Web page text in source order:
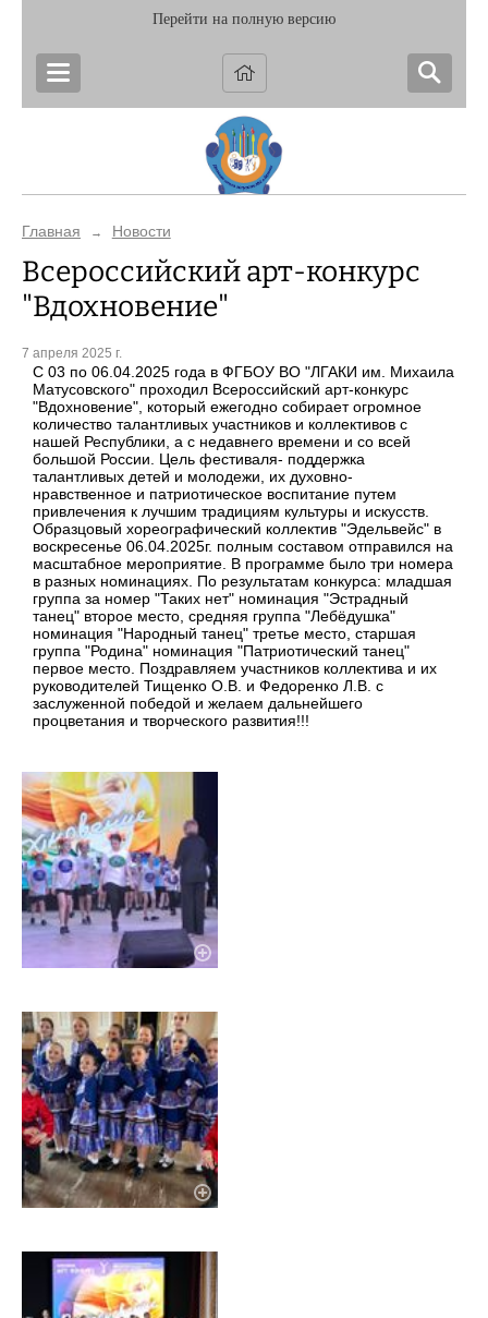
Перейти на полную версию
Главная → Новости
Всероссийский арт-конкурс
"Вдохновение"
7 апреля 2025 г.
С 03 по 06.04.2025 года в ФГБОУ ВО "ЛГАКИ им. Михаила
Матусовского" проходил Всероссийский арт-конкурс
"Вдохновение", который ежегодно собирает огромное
количество талантливых участников и коллективов с
нашей Республики, а с недавнего времени и со всей
большой России. Цель фестиваля- поддержка
талантливых детей и молодежи, их духовно-
нравственное и патриотическое воспитание путем
привлечения к лучшим традициям культуры и искусств.
Образцовый хореографический коллектив "Эдельвейс" в
воскресенье 06.04.2025г. полным составом отправился на
масштабное мероприятие. В программе было три номера
в разных номинациях. По результатам конкурса: младшая
группа за номер "Таких нет" номинация "Эстрадный
танец" второе место, средняя группа "Лебёдушка"
номинация "Народный танец" третье место, старшая
группа "Родина" номинация "Патриотический танец"
первое место. Поздравляем участников коллектива и их
руководителей Тищенко О.В. и Федоренко Л.В. с
заслуженной победой и желаем дальнейшего
процветания и творческого развития!!!